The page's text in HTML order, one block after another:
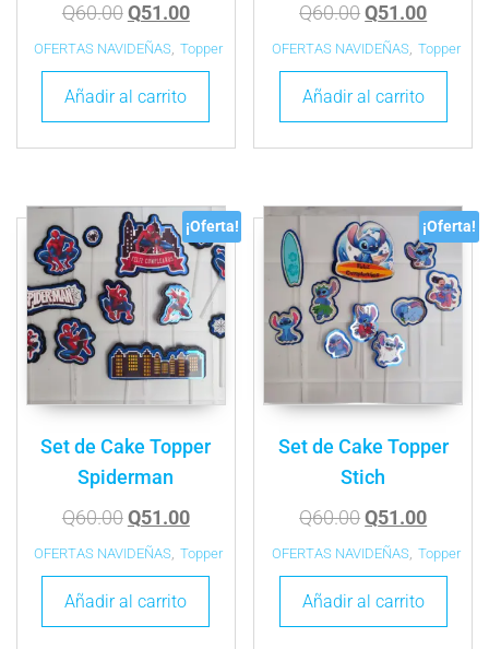
Q60.00Q51.00
OFERTAS NAVIDEÑAS, Topper
Añadir al carrito
Q60.00Q51.00
OFERTAS NAVIDEÑAS, Topper
Añadir al carrito
¡Oferta!
Set de Cake Topper
Spiderman
Q60.00Q51.00
OFERTAS NAVIDEÑAS Topper
Añadir al carrito
¡Oferta!
Set de Cake Topper
Stich
Q60.00Q51.00
OFERTAS NAVIDEÑAS Topper
Añadir al carrito